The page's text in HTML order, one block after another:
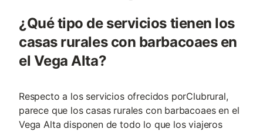
¿Qué tipo de servicios tienen los
casas rurales con barbacoaes en
el Vega Alta?
Respecto a los servicios ofrecidos porClubrural,
parece que los casas rurales con barbacoaes en el
Vega Alta disponen de todo lo que los viajeros